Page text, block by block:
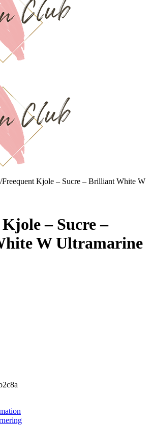
/Freequent Kjole – Sucre – Brilliant White W
– Sucre –
W Ultramarine